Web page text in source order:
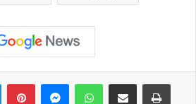
LinkedInPinterestMessengerWhatsAppShare via Email Print